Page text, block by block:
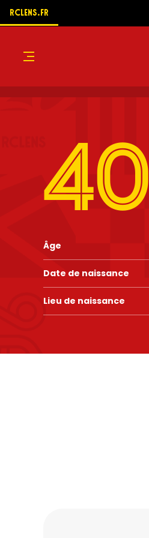
RCLENS.FR
Menu
40
Âge
Date de naissance
Lieu de naissance